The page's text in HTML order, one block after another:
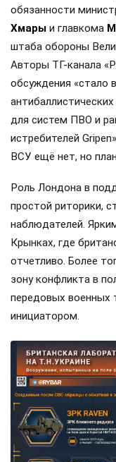
обязанности
Хмары и главкома
штаба обороны
Авторы ТГ-канала
обсуждения «стало
для систем ПВО и
истребителей
ВСУ ещё нет, но
Роль Лондона в
простой риторики,
наблюдателей.
Крынках, где
отчетливо. Более
зону конфликта в
передовых военных
инициатором.